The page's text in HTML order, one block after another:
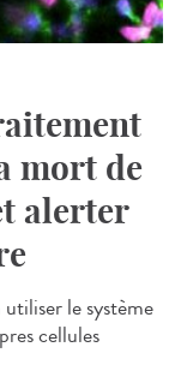
mort de
alerter
le système
cellules